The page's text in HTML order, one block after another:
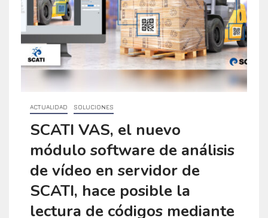
ACTUALIDAD SOLUCIONES
SCATI VAS, el nuevo
módulo software de análisis
de vídeo en servidor de
SCATI, hace posible la
lectura de códigos mediante